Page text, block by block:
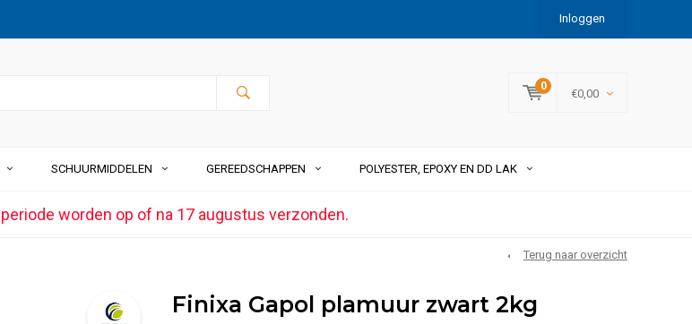
Inloggen
0
€0,00
SCHUURMIDDELEN GEREEDSCHAPPEN POLYESTER, EPOXY EN DD LAK
worden op of na 17 augustus verzonden.
Terug naar overzicht
Finixa Gapol plamuur zwart 2kg